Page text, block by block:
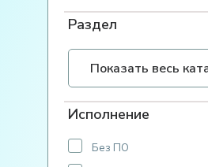
Раздел
Исполнение
Без ПО